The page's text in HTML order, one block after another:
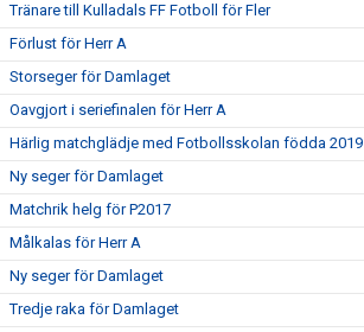
Tränare till Kulladals FF Fotboll för Fler
Förlust för Herr A
Storseger för Damlaget
Oavgjort i seriefinalen för Herr A
Härlig matchglädje med Fotbollsskolan födda 2019
Ny seger för Damlaget
Matchrik helg för P2017
Målkalas för Herr A
Ny seger för Damlaget
Tredje raka för Damlaget